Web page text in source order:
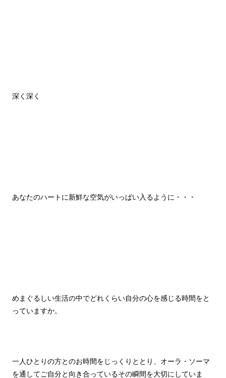
深く深く
あなたのハートに新鮮な空気がいっぱい入るように・・・
めまぐるしい生活の中でどれくらい自分の心を感じる時間をと
っていますか。
一人ひとりの方とのお時間をじっくりととり、オーラ・ソーマ
を通してご自分と向き合っているその瞬間を大切にしていま